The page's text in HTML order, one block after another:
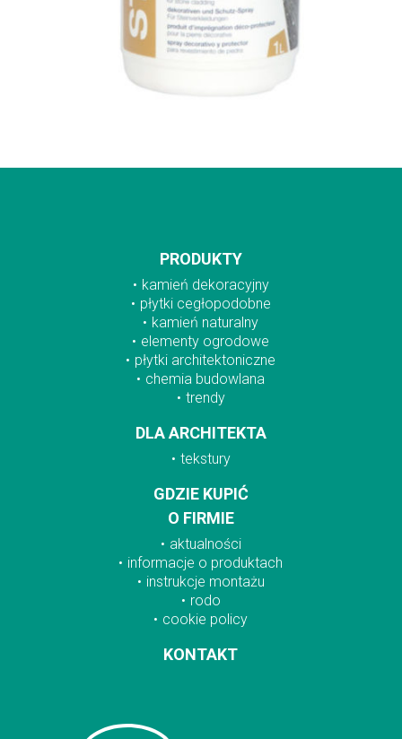
PRODUKTY
kamień dekoracyjny
płytki cegłopodobne
kamień naturalny
elementy ogrodowe
płytki architektoniczne
chemia budowlana
trendy
DLA ARCHITEKTA
tekstury
GDZIE KUPIĆ
O FIRMIE
aktualności
informacje o produktach
instrukcje montażu
rodo
cookie policy
KONTAKT